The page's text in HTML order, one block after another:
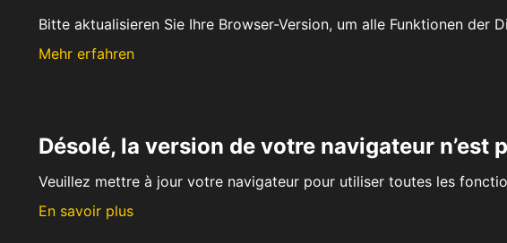
Bitte aktualisieren Sie Ihre Browser-Version, um alle Funktionen der
Mehr erfahren
Désolé, la version de votre navigateur n’est
Veuillez mettre à jour votre navigateur pour utiliser toutes les
En savoir plus